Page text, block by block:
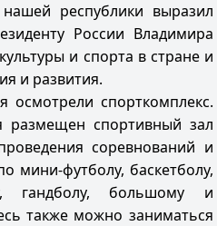
республики выразил
России Владимира
и спорта в стране и
и развития.
осмотрели спорткомплекс.
размещен спортивный зал
соревнований и
мини-футболу, баскетболу,
гандболу, большому и
также можно заниматься